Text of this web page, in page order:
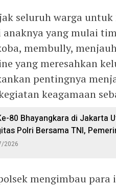
seluruh warga
yang mulai
membully,
yang meresahkan
pentingnya
keagamaan
80 Bhayangkara di Jakarta
Polri Bersama TNI,
2026
mengimbau